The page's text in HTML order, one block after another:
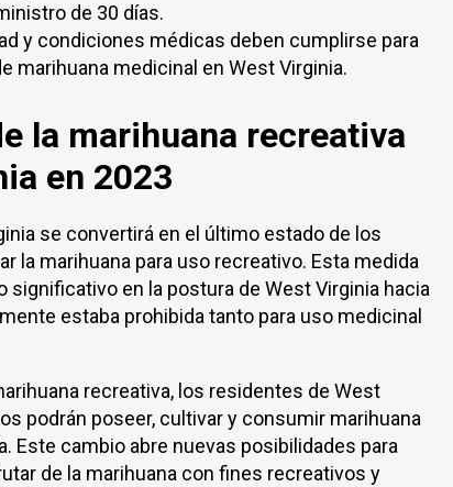
de 30 días.
y condiciones médicas deben cumplirse para
marihuana medicinal en West Virginia.
la marihuana recreativa
en 2023
se convertirá en el último estado de los
la marihuana para uso recreativo. Esta medida
significativo en la postura de West Virginia hacia
estaba prohibida tanto para uso medicinal
recreativa, los residentes de West
podrán poseer, cultivar y consumir marihuana
Este cambio abre nuevas posibilidades para
de la marihuana con fines recreativos y